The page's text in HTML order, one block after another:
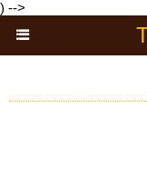
) -->